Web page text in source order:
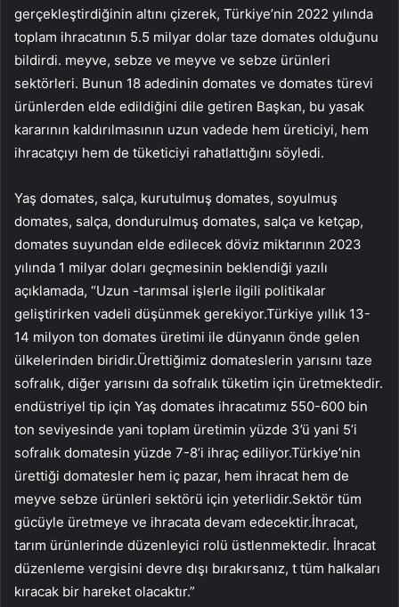
gerçekleştirdiğinin altını çizerek, Türkiye’nin 2022 yılında
toplam ihracatının 5.5 milyar dolar taze domates olduğunu
bildirdi. meyve, sebze ve meyve ve sebze ürünleri
sektörleri. Bunun 18 adedinin domates ve domates türevi
ürünlerden elde edildiğini dile getiren Başkan, bu yasak
kararının kaldırılmasının uzun vadede hem üreticiyi, hem
ihracatçıyı hem de tüketiciyi rahatlattığını söyledi.
Yaş domates, salça, kurutulmuş domates, soyulmuş
domates, salça, dondurulmuş domates, salça ve ketçap,
domates suyundan elde edilecek döviz miktarının 2023
yılında 1 milyar doları geçmesinin beklendiği yazılı
açıklamada, “Uzun -tarımsal işlerle ilgili politikalar
geliştirirken vadeli düşünmek gerekiyor.Türkiye yıllık 13-
14 milyon ton domates üretimi ile dünyanın önde gelen
ülkelerinden biridir.Ürettiğimiz domateslerin yarısını taze
sofralık, diğer yarısını da sofralık tüketim için üretmektedir.
endüstriyel tip için Yaş domates ihracatımız 550-600 bin
ton seviyesinde yani toplam üretimin yüzde 3’ü yani 5’i
sofralık domatesin yüzde 7-8’i ihraç ediliyor.Türkiye’nin
ürettiği domatesler hem iç pazar, hem ihracat hem de
meyve sebze ürünleri sektörü için yeterlidir.Sektör tüm
gücüyle üretmeye ve ihracata devam edecektir.İhracat,
tarım ürünlerinde düzenleyici rolü üstlenmektedir. İhracat
düzenleme vergisini devre dışı bırakırsanız, t tüm halkaları
kıracak bir hareket olacaktır.”